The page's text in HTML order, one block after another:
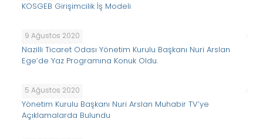
KOSGEB Girişimcilik İş Modeli
9 Ağustos 2020
Nazilli Ticaret Odası Yönetim Kurulu Başkanı Nuri Arslan
Ege’de Yaz Programına Konuk Oldu.
5 Ağustos 2020
Yönetim Kurulu Başkanı Nuri Arslan Muhabir TV’ye
Açıklamalarda Bulundu